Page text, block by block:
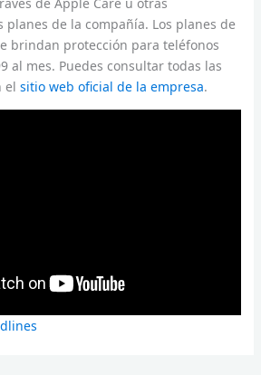
planes de la compañía. Los planes de
brindan protección para teléfonos
al mes. Puedes consultar todas las
el sitio web oficial de la empresa.